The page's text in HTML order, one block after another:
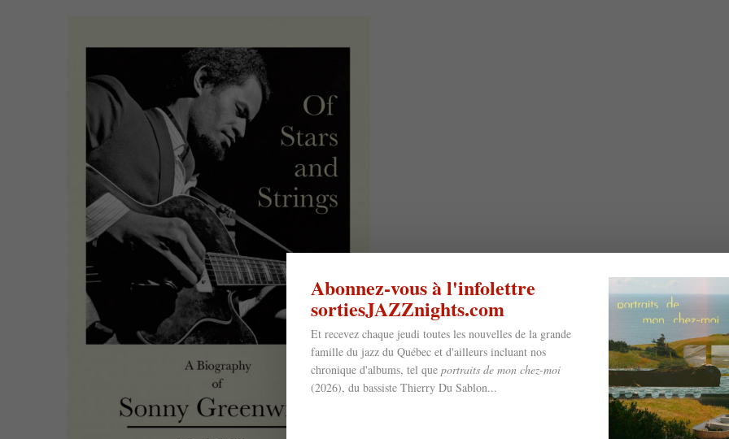
Abonnez-vous à l'infolettre
sortiesJAZZnights.com
Et recevez chaque jeudi toutes les nouvelles de la grande
famille du jazz du Québec et d'ailleurs incluant nos
chronique d'albums, tel que portraits de mon chez-moi
(2026), du bassiste Thierry Du Sablon...